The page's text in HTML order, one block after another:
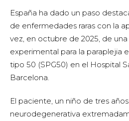
España ha dado un paso
de enfermedades raras con la
vez, en octubre de 2025, de
experimental para la paraplejia
tipo 50 (SPG50) en el Hospital
Barcelona.
El paciente, un niño de tres
neurodegenerativa